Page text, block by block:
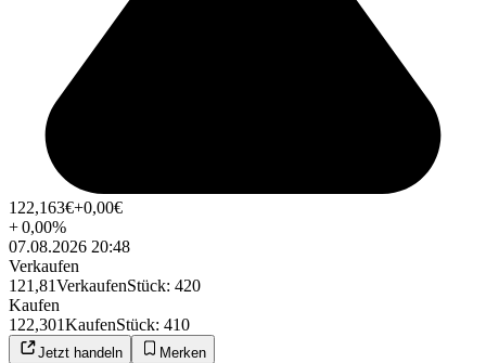
122,163€+0,00€
+0,00%
07.08.2026 20:48
Verkaufen
121,81VerkaufenStück: 420
Kaufen
122,301KaufenStück: 410
Jetzt handeln Merken